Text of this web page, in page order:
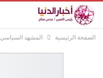
الصفحة الرئيسية المشهد السياسي